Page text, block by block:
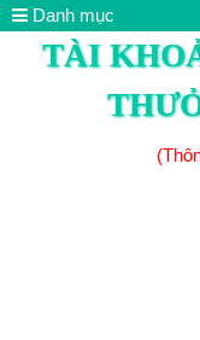
Danh mục
TÀI